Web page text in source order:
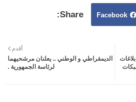
Facebook
911 يتلقى بلاغات
أقدم
الديمقراطي و الوطني .. يعلنان مرشحيهما
لرئاسة الجمهورية .